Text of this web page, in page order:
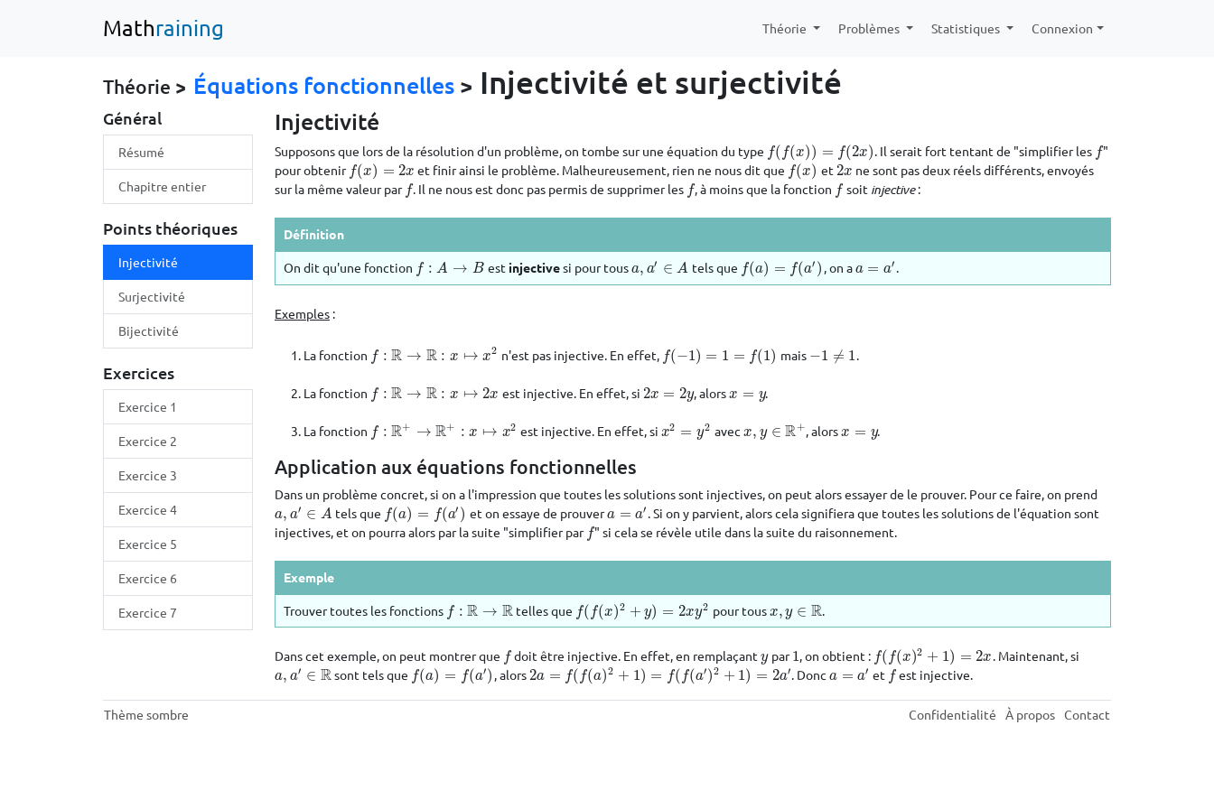
Mathraining Théorie Problèmes Statistiques Connexion
Théorie > Équations fonctionnelles > Injectivité et surjectivité
Général
Résumé
Chapitre entier
Points théoriques
Injectivité
Surjectivité
Bijectivité
Exercices
Exercice 1
Exercice 2
Exercice 3
Exercice 4
Exercice 5
Exercice 6
Exercice 7
Injectivité
Supposons que lors de la résolution d'un problème, on tombe sur une équation du type f( f(x)) = f(2x)
f(f (x))=f( 2x) . Il serait fort tentant de "simplifier les f
f "
pour obtenir f(x) = 2x
f(x)=2 x et finir ainsi le problème. Malheureusement, rien ne nous dit que f(x)
f(x) et 2x
2x ne sont pas deux réels différents, envoyés
sur la même valeur par f
f . Il ne nous est donc pas permis de supprimer les f
f , à moins que la fonction f
f soit injective:
Définition
On dit qu'une fonction f : A → B
f:A→B est injectivesi pour tousa, a′ ∈ A
a,a ′∈ A tels que f(a) = f(a′ )
f(a)=f (a′ , on aa = a′
a=a′ .
Exemples :
La fonction f : R → R : x ↦ x2
f:R→R :x↦ x2 n'est pas injective. En effet, f(−1) = 1 = f(1)
f(−1)=1 =f( 1 mais −1 ≠ 1
−1≠ 1
La fonction f : R → R : x ↦ 2x
f:R→R :x↦ 2x est injective. En effet, si 2x = 2y
2x= 2y , alorsx = y
x= y .
La fonction f : R+ → R+ : x ↦ x2
f:R+→R +:x↦x2 est injective. En effet, si x2 = y2
x2=y2 avecx, y ∈ R+
x,y ∈ R+ , alorsx = y
x= y .
Application aux équations fonctionnelles
Dans un problème concret, si on a l'impression que toutes les solutions sont injectives, on peut alors essayer de le prouver. Pour ce faire, on prend
a, a′ ∈ A
a,a ′∈ A tels que f(a) = f(a′ )
f(a)= (a′ et on essaye de prouvera = a′
a= a′
. Si on y parvient, alors cela signifiera que toutes les solutions de l'équation sont
injectives, et on pourra alors par la suite "simplifier par f
f " si cela se révèle utile dans la suite du raisonnement.
Exemple
Trouver toutes les fonctions f : R → R
f:R→R telles que f( f(x)2 + y) = 2xy2
f(f (x)2+y =2xy 2 pour tousx, y ∈ R
x,y∈ R .
Dans cet exemple, on peut montrer que f
f doit être injective. En effet, en remplaçanty
ypar1
1, on obtient : f( f(x)2 + 1) = 2x
f(f (x)2+1 )=2 x . Maintenant, si
a, a′ ∈ R
a,a ′∈ R sont tels que f(a) = f(a′)
f(a)= (a′ , alors2a = f( f(a)2 + 1) = f( f(a′)2 + 1) = 2a′
2a=f(f (a) 2+1)=f (f( a′)2+1 )=2a′ . Donca = a′
a=a′ et f
f est injective.
Thème sombre Confidentialité À propos Contact